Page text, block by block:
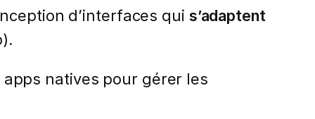
d’interfaces qui s’adaptent
natives pour gérer les